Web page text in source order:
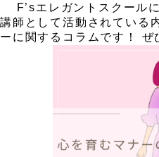
F’sエレガントスクール
講師として活動されている
ーに関するコラムです！ ぜ